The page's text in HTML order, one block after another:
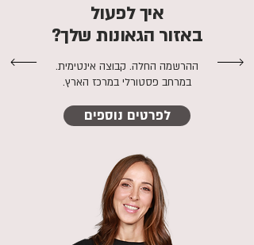
איך לפעול
באזור הגאונות שלך?
ההרשמה החלה. קבוצה אינטימית.
במרחב פסטורלי במרכז הארץ.
לפרטים נוספים